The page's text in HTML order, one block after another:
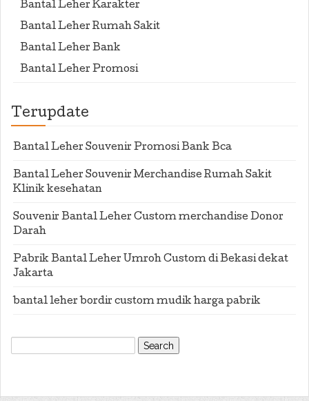
Bantal Leher Karakter
Bantal Leher Rumah Sakit
Bantal Leher Bank
Bantal Leher Promosi
Terupdate
Bantal Leher Souvenir Promosi Bank Bca
Bantal Leher Souvenir Merchandise Rumah Sakit
Klinik kesehatan
Souvenir Bantal Leher Custom merchandise Donor
Darah
Pabrik Bantal Leher Umroh Custom di Bekasi dekat
Jakarta
bantal leher bordir custom mudik harga pabrik
Search
for: